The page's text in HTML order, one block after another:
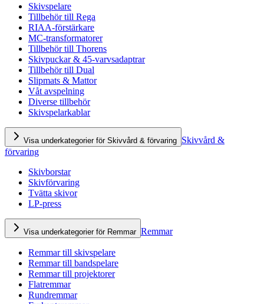
Skivspelare
Tillbehör till Rega
RIAA-förstärkare
MC-transformatorer
Tillbehör till Thorens
Skivpuckar & 45-varvsadaptrar
Tillbehör till Dual
Slipmats & Mattor
Våt avspelning
Diverse tillbehör
Skivspelarkablar
Visa underkategorier för Skivvård & förvaring Skivvård &
förvaring
Skivborstar
Skivförvaring
Tvätta skivor
LP-press
Visa underkategorier för Remmar Remmar
Remmar till skivspelare
Remmar till bandspelare
Remmar till projektorer
Flatremmar
Rundremmar